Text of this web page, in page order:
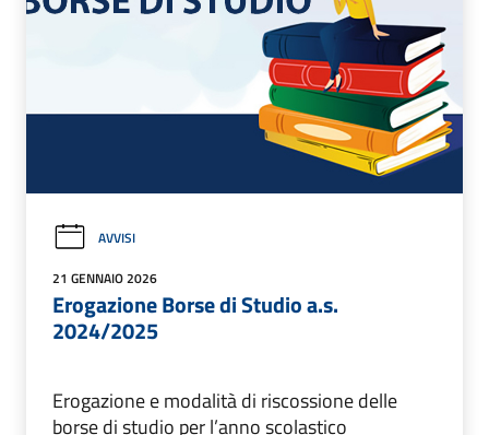
AVVISI
21 GENNAIO 2026
Erogazione Borse di Studio a.s.
2024/2025
Erogazione e modalità di riscossione delle
borse di studio per l’anno scolastico